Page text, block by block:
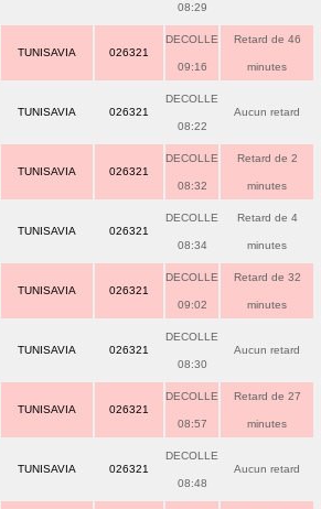
08:29
TUNISAVIA 026321
DECOLLE
09:16
Retard de 46
minutes
TUNISAVIA 026321
DECOLLE
08:22
Aucun retard
TUNISAVIA 026321
DECOLLE
08:32
Retard de 2
minutes
TUNISAVIA 026321
DECOLLE
08:34
Retard de 4
minutes
TUNISAVIA 026321
DECOLLE
09:02
Retard de 32
minutes
TUNISAVIA 026321
DECOLLE
08:30
Aucun retard
TUNISAVIA 026321
DECOLLE
08:57
Retard de 27
minutes
TUNISAVIA 026321
DECOLLE
08:48
Aucun retard